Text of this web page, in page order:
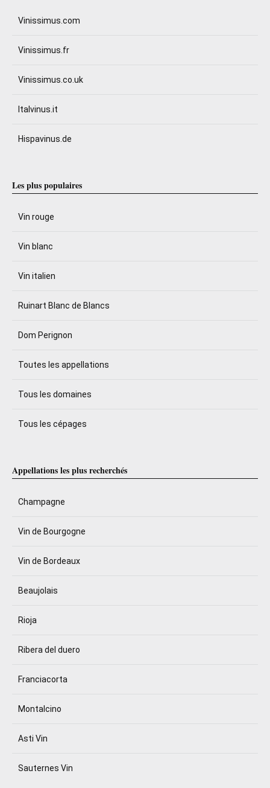
Vinissimus.com
Vinissimus.fr
Vinissimus.co.uk
Italvinus.it
Hispavinus.de
Les plus populaires
Vin rouge
Vin blanc
Vin italien
Ruinart Blanc de Blancs
Dom Perignon
Toutes les appellations
Tous les domaines
Tous les cépages
Appellations les plus recherchés
Champagne
Vin de Bourgogne
Vin de Bordeaux
Beaujolais
Rioja
Ribera del duero
Franciacorta
Montalcino
Asti Vin
Sauternes Vin